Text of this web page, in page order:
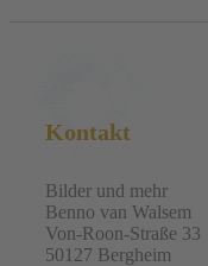
Kontakt
Bilder und mehr
Benno van Walsem
Von-Roon-Straße 33
50127 Bergheim